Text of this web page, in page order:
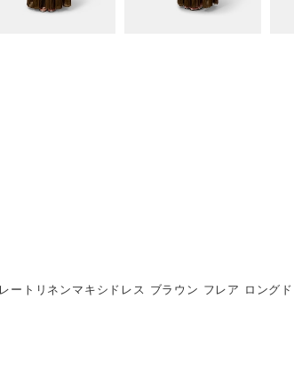
ートリネンマキシドレス ブラウン フレア ロング